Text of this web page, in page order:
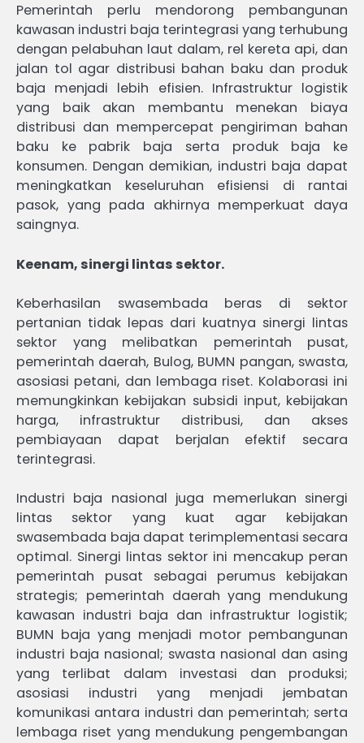
Pemerintah perlu mendorong pembangunan
kawasan industri baja terintegrasi yang terhubung
dengan pelabuhan laut dalam, rel kereta api, dan
jalan tol agar distribusi bahan baku dan produk
baja menjadi lebih efisien. Infrastruktur logistik
yang baik akan membantu menekan biaya
distribusi dan mempercepat pengiriman bahan
baku ke pabrik baja serta produk baja ke
konsumen. Dengan demikian, industri baja dapat
meningkatkan keseluruhan efisiensi di rantai
pasok, yang pada akhirnya memperkuat daya
saingnya.
Keenam, sinergi lintas sektor.
Keberhasilan swasembada beras di sektor
pertanian tidak lepas dari kuatnya sinergi lintas
sektor yang melibatkan pemerintah pusat,
pemerintah daerah, Bulog, BUMN pangan, swasta,
asosiasi petani, dan lembaga riset. Kolaborasi ini
memungkinkan kebijakan subsidi input, kebijakan
harga, infrastruktur distribusi, dan akses
pembiayaan dapat berjalan efektif secara
terintegrasi.
Industri baja nasional juga memerlukan sinergi
lintas sektor yang kuat agar kebijakan
swasembada baja dapat terimplementasi secara
optimal. Sinergi lintas sektor ini mencakup peran
pemerintah pusat sebagai perumus kebijakan
strategis; pemerintah daerah yang mendukung
kawasan industri baja dan infrastruktur logistik;
BUMN baja yang menjadi motor pembangunan
industri baja nasional; swasta nasional dan asing
yang terlibat dalam investasi dan produksi;
asosiasi industri yang menjadi jembatan
komunikasi antara industri dan pemerintah; serta
lembaga riset yang mendukung pengembangan